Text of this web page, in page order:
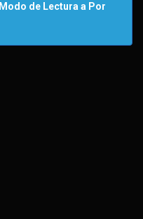
Modo de Lectura a Por